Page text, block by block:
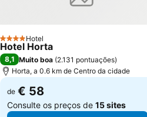
4 Estrelas
Hotel
Hotel Horta
8,1 Muito boa (2.131 pontuações)
Horta, a 0.6 km de Centro da cidade
de € 58
Consulte os preços de 15 sites